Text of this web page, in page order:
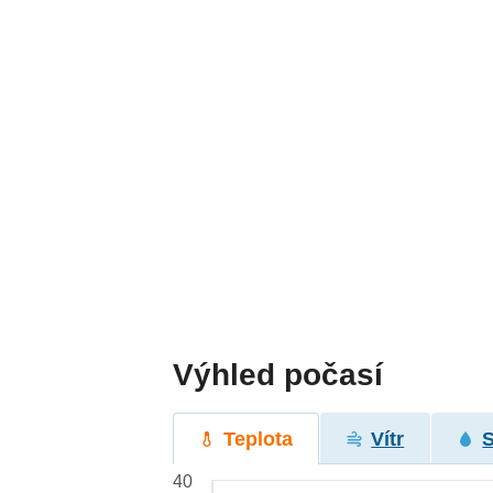
Výhled počasí
Teplota Vítr
40